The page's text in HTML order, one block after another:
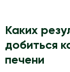
Каких
добиться
печени